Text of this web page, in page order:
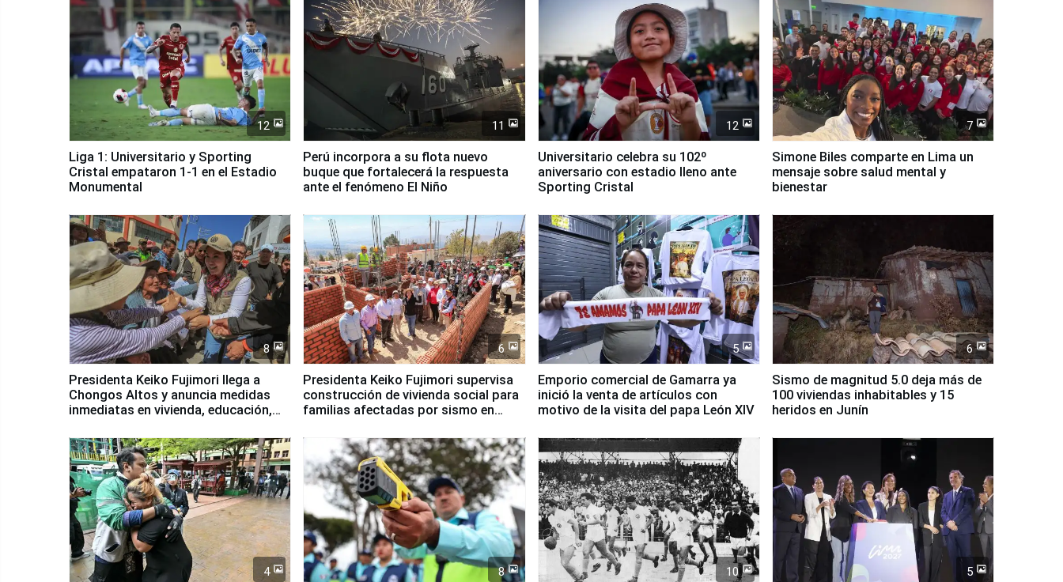
12
Liga 1: Universitario y Sporting
Cristal empataron 1-1 en el Estadio
Monumental
11
Perú incorpora a su flota nuevo
buque que fortalecerá la respuesta
ante el fenómeno El Niño
12
Universitario celebra su 102º
aniversario con estadio lleno ante
Sporting Cristal
7
Simone Biles comparte en Lima un
mensaje sobre salud mental y
bienestar
8
Presidenta Keiko Fujimori llega a
Chongos Altos y anuncia medidas
inmediatas en vivienda, educación,
6
Presidenta Keiko Fujimori supervisa
construcción de vivienda social para
familias afectadas por sismo en
5
Emporio comercial de Gamarra ya
inició la venta de artículos con
motivo de la visita del papa León XIV
6
Sismo de magnitud 5.0 deja más de
100 viviendas inhabitables y 15
heridos en Junín
4 8 10 5